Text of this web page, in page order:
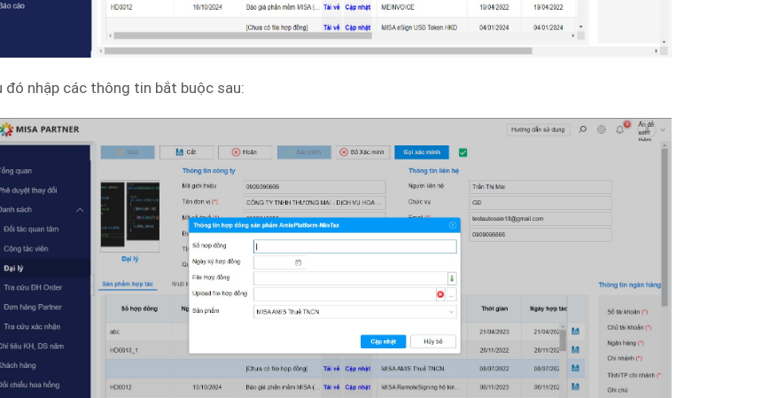
đó nhập các thông tin bắt buộc sau: